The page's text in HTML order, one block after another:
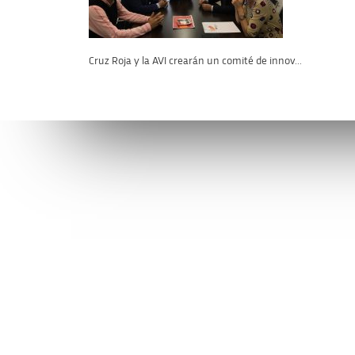
Cruz Roja y la AVI crearán un comité de innov...